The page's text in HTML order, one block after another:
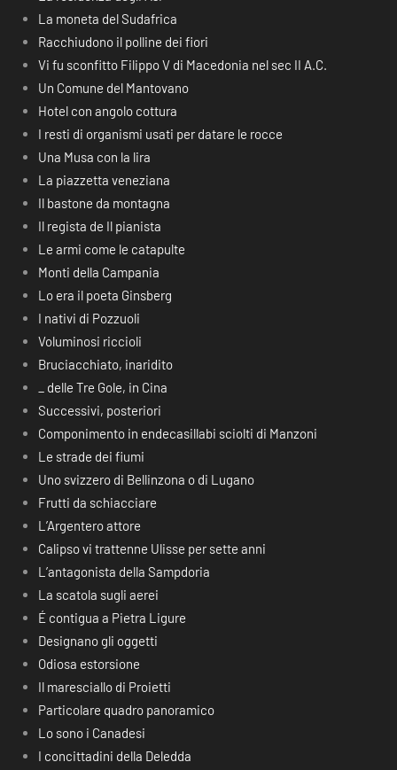
La moneta del Sudafrica
Racchiudono il polline dei fiori
Vi fu sconfitto Filippo V di Macedonia nel sec II A.C.
Un Comune del Mantovano
Hotel con angolo cottura
I resti di organismi usati per datare le rocce
Una Musa con la lira
La piazzetta veneziana
Il bastone da montagna
Il regista de Il pianista
Le armi come le catapulte
Monti della Campania
Lo era il poeta Ginsberg
I nativi di Pozzuoli
Voluminosi riccioli
Bruciacchiato, inaridito
_ delle Tre Gole, in Cina
Successivi, posteriori
Componimento in endecasillabi sciolti di Manzoni
Le strade dei fiumi
Uno svizzero di Bellinzona o di Lugano
Frutti da schiacciare
L’Argentero attore
Calipso vi trattenne Ulisse per sette anni
L’antagonista della Sampdoria
La scatola sugli aerei
É contigua a Pietra Ligure
Designano gli oggetti
Odiosa estorsione
Il maresciallo di Proietti
Particolare quadro panoramico
Lo sono i Canadesi
I concittadini della Deledda